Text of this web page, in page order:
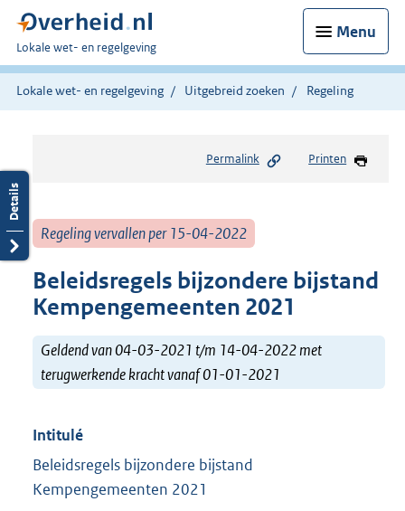
Menu
U
bent
hier:
Lokale wet- en regelgeving
Lokale wet- en regelgeving Uitgebreid zoeken Regeling
Permalink Printen
Regeling vervallen per 15-04-2022
Beleidsregels bijzondere bijstand
Kempengemeenten 2021
Geldend van 04-03-2021 t/m 14-04-2022 met
terugwerkende kracht vanaf 01-01-2021
Intitulé
Beleidsregels bijzondere bijstand
Kempengemeenten 2021